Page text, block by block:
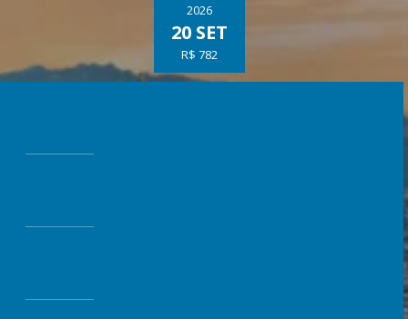
2026
20 SET
R$ 782